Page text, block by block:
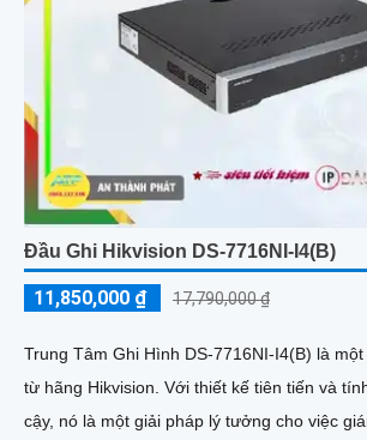
Đầu Ghi Hikvision DS-7716NI-I4(B)
11,850,000 ₫ 17,790,000 ₫
Trung Tâm Ghi Hình DS-7716NI-I4(B) là
từ hãng Hikvision. Với thiết kế tiên tiến và tính năng đáng tin
cậy, nó là một giải pháp lý tưởng cho việc